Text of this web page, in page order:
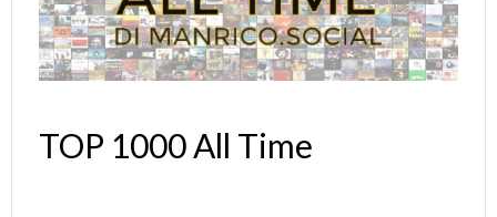
TOP 1000 All Time